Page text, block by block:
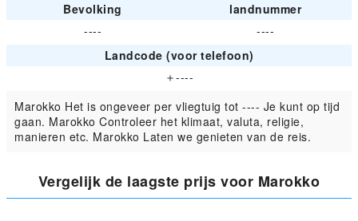
Bevolking
landnummer
----
----
Landcode (voor telefoon)
＋----
Marokko Het is ongeveer per vliegtuig tot ---- Je kunt op tijd
gaan. Marokko Controleer het klimaat, valuta, religie,
manieren etc. Marokko Laten we genieten van de reis.
Vergelijk de laagste prijs voor Marokko